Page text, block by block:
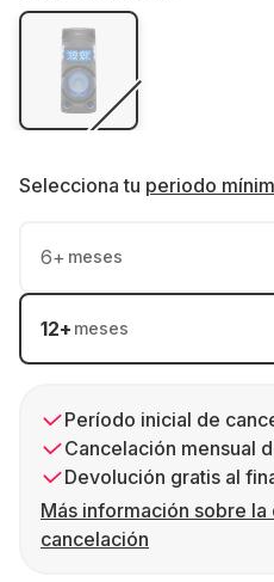
Selecciona tu periodo
6+ meses
12+ meses
Período inicial de
Cancelación mensual
Devolución gratis al
Más información sobre la
cancelación